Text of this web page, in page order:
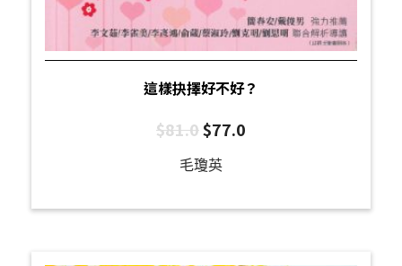
這樣抉擇好不好？
$81.0$77.0
毛瓊英